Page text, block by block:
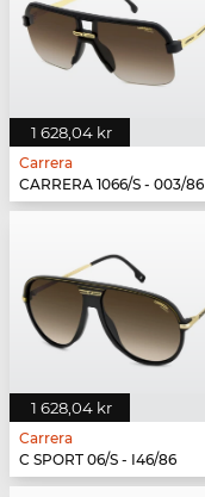
1 628,04 kr
Carrera
CARRERA 1066/S - 003/86
1 628,04 kr
Carrera
C SPORT 06/S - I46/86